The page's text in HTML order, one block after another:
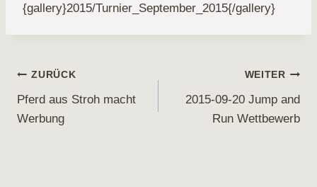
{gallery}2015/Turnier_September_2015{/gallery}
Beitragsnavigation
ZURÜCK
Pferd aus Stroh macht
Werbung
WEITER
2015-09-20 Jump and
Run Wettbewerb